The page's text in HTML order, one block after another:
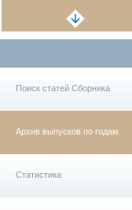
Поиск статей Сборника
Архив выпусков по годам
Статистика